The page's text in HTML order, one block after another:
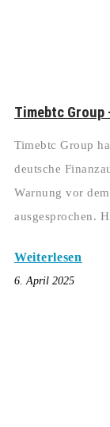
Timebtc
Timebtc Group
deutsche
Warnung vor
ausgesprochen.
Weiterlesen
6. April 2025